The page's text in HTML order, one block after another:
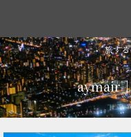
旅す
aymair